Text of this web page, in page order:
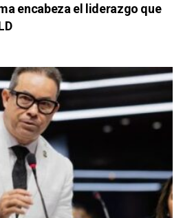
encabeza el liderazgo que